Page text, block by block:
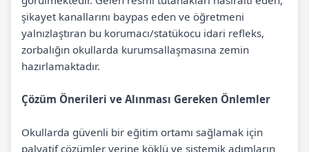
şikayet kanallarını baypas eden ve öğretmeni
yalnızlaştıran bu korumacı/statükocu idari refleks,
zorbalığın okullarda kurumsallaşmasına zemin
hazırlamaktadır.
Çözüm Önerileri ve Alınması Gereken Önlemler
Okullarda güvenli bir eğitim ortamı sağlamak için
palyatif çözümler yerine köklü ve sistemik adımların